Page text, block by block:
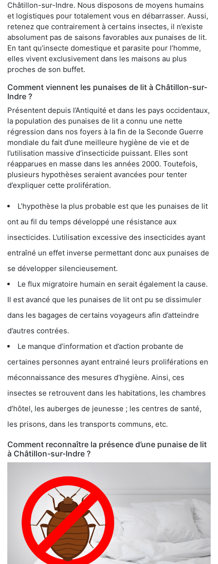
Châtillon-sur-Indre. Nous disposons de moyens humains
et logistiques pour totalement vous en débarrasser. Aussi,
retenez que contrairement à certains insectes, il n’existe
absolument pas de saisons favorables aux punaises de lit.
En tant qu’insecte domestique et parasite pour l’homme,
elles vivent exclusivement dans les maisons au plus
proches de son buffet.
Comment viennent les punaises de lit à Châtillon-sur-
Indre ?
Présentent depuis l’Antiquité et dans les pays occidentaux,
la population des punaises de lit a connu une nette
régression dans nos foyers à la fin de la Seconde Guerre
mondiale du fait d’une meilleure hygiène de vie et de
l’utilisation massive d’insecticide puissant. Elles sont
réapparues en masse dans les années 2000. Toutefois,
plusieurs hypothèses seraient avancées pour tenter
d’expliquer cette prolifération.
L’hypothèse la plus probable est que les punaises de lit
ont au fil du temps développé une résistance aux
insecticides. L’utilisation excessive des insecticides ayant
entraîné un effet inverse permettant donc aux punaises de
se développer silencieusement.
Le flux migratoire humain en serait également la cause.
Il est avancé que les punaises de lit ont pu se dissimuler
dans les bagages de certains voyageurs afin d’atteindre
d’autres contrées.
Le manque d’information et d’action probante de
certaines personnes ayant entrainé leurs proliférations en
méconnaissance des mesures d’hygiène. Ainsi, ces
insectes se retrouvent dans les habitations, les chambres
d’hôtel, les auberges de jeunesse ; les centres de santé,
les prisons, dans les transports communs, etc.
Comment reconnaître la présence d’une punaise de lit
à Châtillon-sur-Indre ?